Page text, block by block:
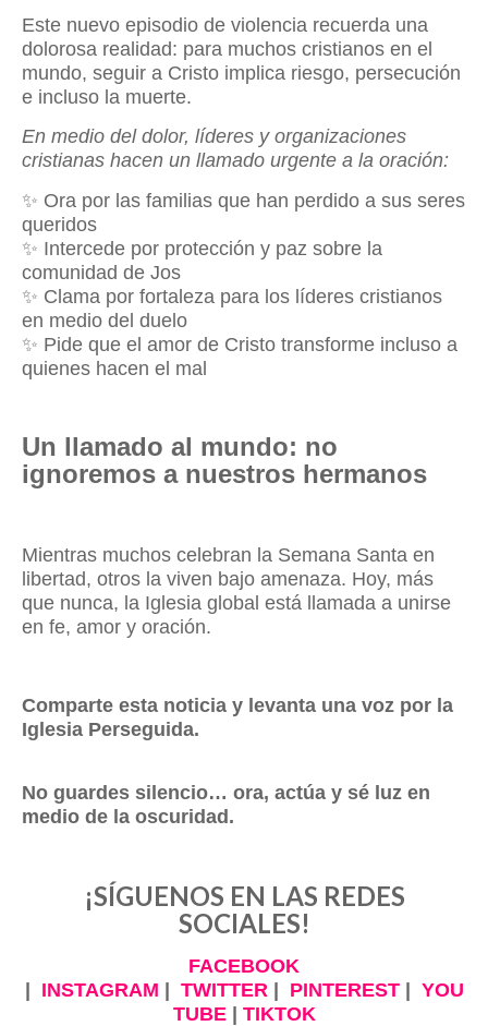
Este nuevo episodio de violencia recuerda una
dolorosa realidad: para muchos cristianos en el
mundo, seguir a Cristo implica riesgo, persecución
e incluso la muerte.
En medio del dolor, líderes y organizaciones
cristianas hacen un llamado urgente a la oración:
✨ Ora por las familias que han perdido a sus seres
queridos
✨ Intercede por protección y paz sobre la
comunidad de Jos
✨ Clama por fortaleza para los líderes cristianos
en medio del duelo
✨ Pide que el amor de Cristo transforme incluso a
quienes hacen el mal
Un llamado al mundo: no
ignoremos a nuestros hermanos
Mientras muchos celebran la Semana Santa en
libertad, otros la viven bajo amenaza. Hoy, más
que nunca, la Iglesia global está llamada a unirse
en fe, amor y oración.
Comparte esta noticia y levanta una voz por la
Iglesia Perseguida.
No guardes silencio… ora, actúa y sé luz en
medio de la oscuridad.
¡SÍGUENOS EN LAS REDES
SOCIALES!
FACEBOOK
| INSTAGRAM | TWITTER | PINTEREST| YOU
TUBE| TIKTOK